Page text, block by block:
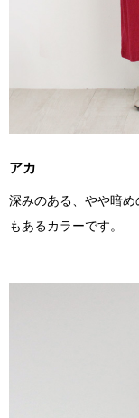
アカ
深みのある、やや暗
もあるカラーです。